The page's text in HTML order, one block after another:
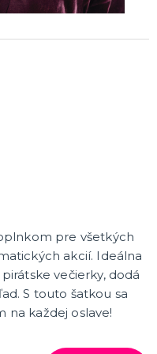
SLOBODOU
VÁS!
pre všetkých
akcií. Ideálna
večierky, dodá
S touto šatkou sa
každej oslave!